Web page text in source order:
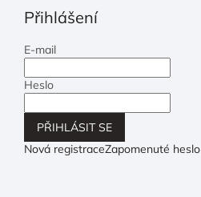
Přihlášení
E-mail
Heslo
PŘIHLÁSIT SE
Nová registraceZapomenuté heslo